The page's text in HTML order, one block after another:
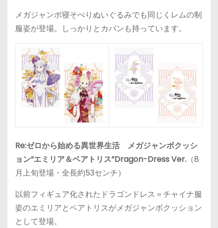
メガジャンボ寝そべりぬいぐるみでも同じくレムの制
服姿が登場。しっかりとカバンも持っています。
Re:ゼロから始める異世界生活 メガジャンボクッシ
ョン“エミリア＆ベアトリス”Dragon-Dress Ver. （8
月上旬登場・全長約53センチ）
以前フィギュア化されたドラゴンドレス＝チャイナ服
姿のエミリアとベアトリスがメガジャンボクッション
として登場。